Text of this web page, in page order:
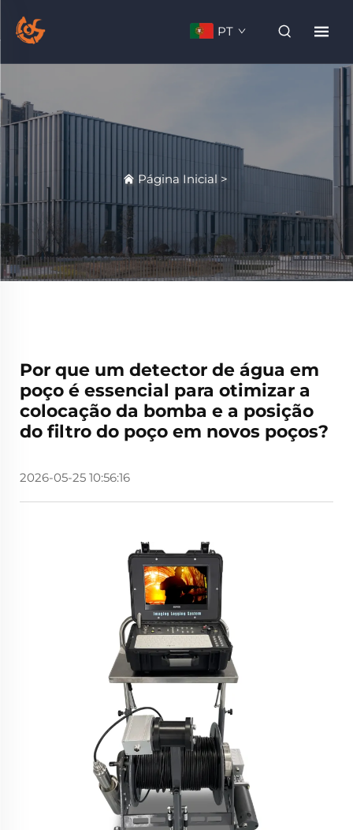
PT
Página Inicial >
Por que um detector de água em
poço é essencial para otimizar a
colocação da bomba e a posição
do filtro do poço em novos poços?
2026-05-25 10:56:16